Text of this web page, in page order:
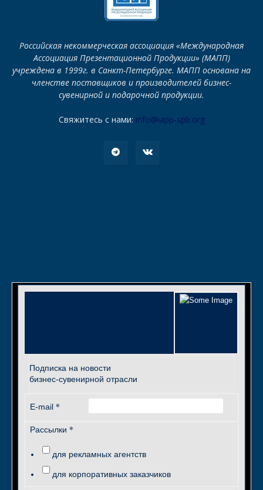
Российская некоммерческая ассоциация «Международная
Ассоциация Презентационной Продукции» (МАПП)
учреждена в 1999г. в Санкт-Петербурге. МАПП основана на
членстве поставщиков и производителей бизнес-
сувенирной и подарочной продукции.
Свяжитесь с нами: info@iapp-spb.org
Подписка на новости
бизнес-сувенирной отрасли
E-mail *
Рассылки *
для рекламных агентств
для корпоративных заказчиков